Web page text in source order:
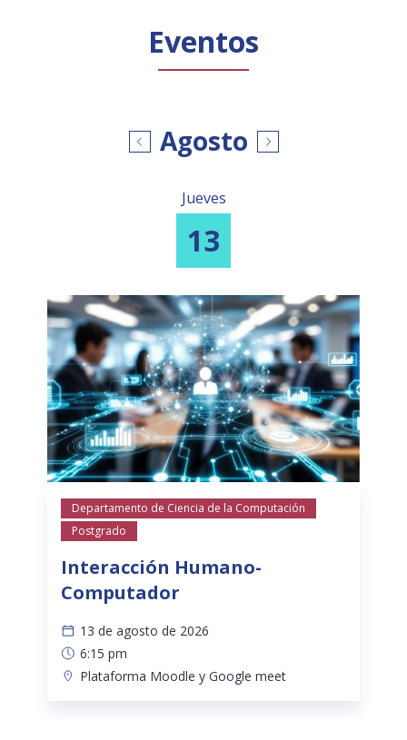
Eventos
Agosto
Jueves
13
Departamento de Ciencia de la Computación
Postgrado
Interacción Humano-
Computador
13 de agosto de 2026
6:15 pm
Plataforma Moodle y Google meet